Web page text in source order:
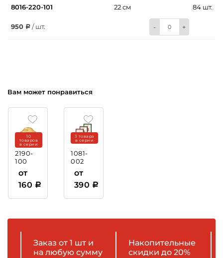
8016-220-101 22 см 84 шт.
950 / шт. - +
Вам может понравиться
2190-
100
10
товаров
в серии
от
160
1081-
002
пластиковая
3 товара
в серии
от
390
Заказ от 1 шт и
на любую сумму
Накопительные
скидки до 20%